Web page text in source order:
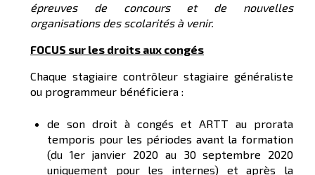
épreuves de concours et de nouvelles
organisations des scolarités à venir.
FOCUS sur les droits aux congés
Chaque stagiaire contrôleur stagiaire généraliste
ou programmeur bénéficiera :
de son droit à congés et ARTT au prorata
temporis pour les périodes avant la formation
(du 1er janvier 2020 au 30 septembre 2020
uniquement pour les internes) et après la